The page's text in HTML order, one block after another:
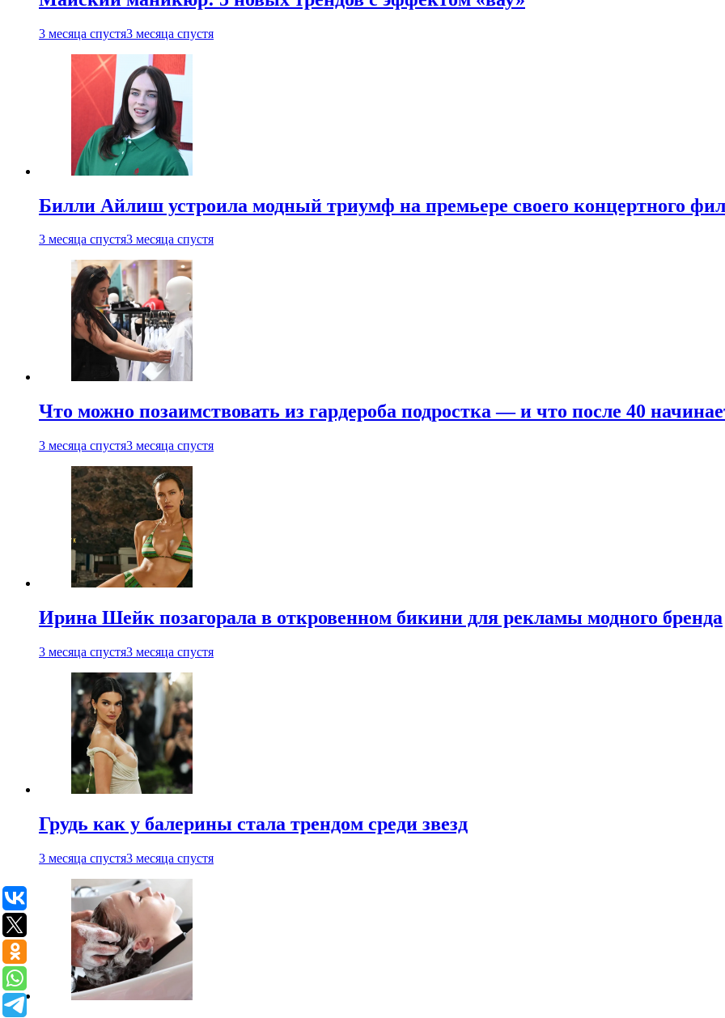
3 месяца спустя3 месяца спустя
Билли Айлиш устроила модный триумф на премьере своего концертного
3 месяца спустя3 месяца спустя
Что можно позаимствовать из гардероба подростка — и что после 40
3 месяца спустя3 месяца спустя
Ирина Шейк позагорала в откровенном бикини для рекламы модного бренда
3 месяца спустя3 месяца спустя
Грудь как у балерины стала трендом среди звезд
3 месяца спустя3 месяца спустя